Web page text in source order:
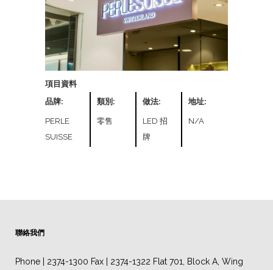
項目資料
品牌:
類別: 做法: 地址:
PERLE
SUISSE
零售
LED 招
牌
N/A
聯絡我們
Phone | 2374-1300 Fax | 2374-1322 Flat 701, Block A, Wing